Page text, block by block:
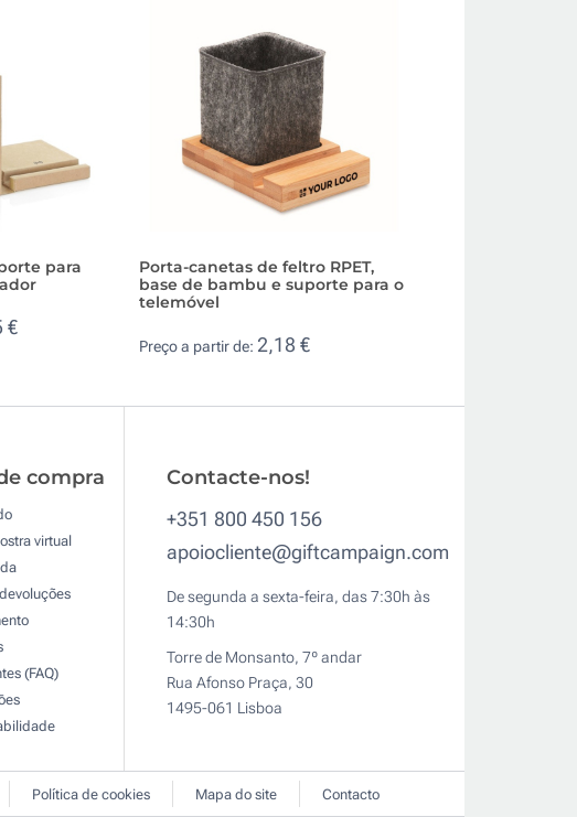
para
€
Porta-canetas de feltro RPET,
base de bambu e suporte para o
telemóvel
Preço a partir de: 2,18 €
compra
virtual
(FAQ)
Contacte-nos!
+351 800 450 156
apoiocliente@giftcampaign.com
De segunda a sexta-feira, das 7:30h às
14:30h
Torre de Monsanto, 7º andar
Rua Afonso Praça, 30
1495-061 Lisboa
Política de cookies Mapa do site Contacto